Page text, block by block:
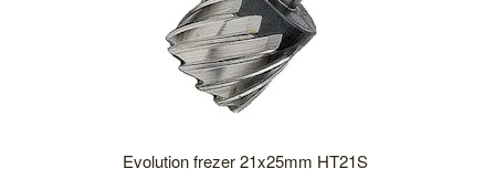
Evolution frezer 21x25mm HT21S